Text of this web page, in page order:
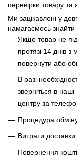
перевірки товару
Ми зацікавлені у
намагаємось знайти
Якщо товар не
протязі 14 днів
повернути або
В разі
зверніться в
центру за
Процедура
Витрати
Повернення